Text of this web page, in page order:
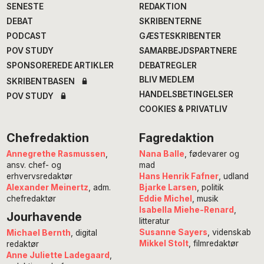
SENESTE
DEBAT
PODCAST
POV STUDY
SPONSOREREDE ARTIKLER
SKRIBENTBASEN
POV STUDY
REDAKTION
SKRIBENTERNE
GÆSTESKRIBENTER
SAMARBEJDSPARTNERE
DEBATREGLER
BLIV MEDLEM
HANDELSBETINGELSER
COOKIES & PRIVATLIV
Chefredaktion
Annegrethe Rasmussen
ansv. chef- og
erhvervsredaktør
Alexander Meinertz , adm.
chefredaktør
Jourhavende
Michael Bernth , digital
redaktør
Anne Juliette Ladegaard
Fagredaktion
Nana Balle , fødevarer og
mad
Hans Henrik Fafner, udland
Bjarke Larsen , politik
Eddie Michel
, musik
Isabella Miehe-Renard
litteratur
Susanne Sayers , videnskab
Mikkel Stolt, filmredaktør